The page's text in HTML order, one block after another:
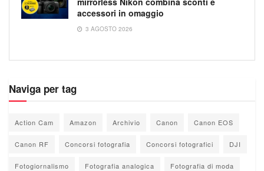
accessori in omaggio
3 AGOSTO 2026
Naviga per tag
Action Cam Amazon Archivio Canon Canon EOS
Canon RF Concorsi fotografia Concorsi fotografici DJI
Fotogiornalismo Fotografia analogica Fotografia di moda